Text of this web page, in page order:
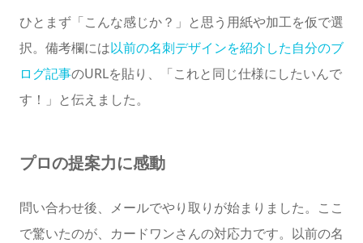
ひとまず「こんな感じか？」と思う用紙や加工を仮で選
択。備考欄には以前の名刺デザインを紹介した自分のブ
ログ記事のURLを貼り、「これと同じ仕様にしたいんで
す！」と伝えました。
プロの提案力に感動
問い合わせ後、メールでやり取りが始まりました。ここ
で驚いたのが、カードワンさんの対応力です。以前の名